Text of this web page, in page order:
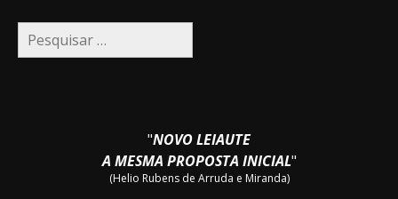
Pesquisar
por:
"NOVO LEIAUTE
A MESMA PROPOSTA INICIAL"
(Helio Rubens de Arruda e Miranda)